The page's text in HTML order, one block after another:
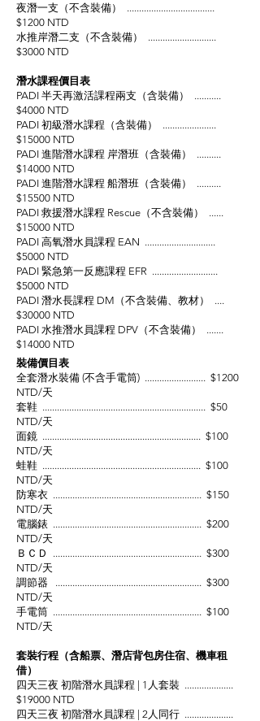
夜潛一支（不含裝備） ....................................
$1200 NTD
水推岸潛二支（不含裝備） ............................
$3000 NTD
潛水課程價目表
PADI 半天再激活課程兩支（含裝備） ...........
$4000 NTD
PADI 初級潛水課程（含裝備） ......................
$15000 NTD
PADI 進階潛水課程 岸潛班（含裝備） ..........
$14000 NTD
PADI 進階潛水課程 船潛班（含裝備） ..........
$15500 NTD
PADI 救援潛水課程 Rescue（不含裝備） ......
$15000 NTD
PADI 高氧潛水員課程 EAN .............................
$5000 NTD
PADI 緊急第一反應課程 EFR ...........................
$5000 NTD
PADI 潛水長課程 DM（不含裝備、教材） ....
$30000 NTD
PADI 水推潛水員課程 DPV（不含裝備） .......
$14000 NTD
裝備價目表
全套潛水裝備 (不含手電筒) ......................... $1200
NTD/天
套鞋 ................................................................... $50
NTD/天
面鏡 ................................................................. $100
NTD/天
蛙鞋 ................................................................. $100
NTD/天
防寒衣 ............................................................. $150
NTD/天
電腦錶 ............................................................. $200
NTD/天
ＢＣＤ ............................................................. $300
NTD/天
調節器 ............................................................ $300
NTD/天
手電筒 ............................................................. $100
NTD/天
套裝行程（含船票、潛店背包房住宿、機車租
借）
四天三夜 初階潛水員課程 | 1人套裝 ....................
$19000 NTD
四天三夜 初階潛水員課程 | 2人同行 ....................